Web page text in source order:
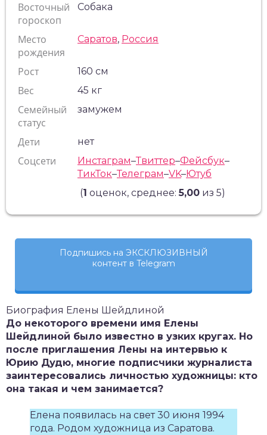
Восточный
гороскоп
Собака
Место
рождения
Саратов, Россия
Рост 160 см
Вес 45 кг
Семейный
статус
замужем
Дети нет
Соцсети Инстаграм–Твиттер–Фейсбук–
ТикТок–Телеграм–VK–Ютуб
(1 оценок, среднее:5,00 из 5)
Подпишись на ЭКСКЛЮЗИВНЫЙ
контент в Telegram
Биография Елены Шейдлиной
До некоторого времени имя Елены
Шейдлиной было известно в узких кругах. Но
после приглашения Лены на интервью к
Юрию Дудю, многие подписчики журналиста
заинтересовались личностью художницы: кто
она такая и чем занимается?
Елена появилась на свет 30 июня 1994
года. Родом художница из Саратова.